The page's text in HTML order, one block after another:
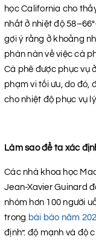
học California cho
nhất ở nhiệt độ
gợi ý rằng ở khoảng
phàn nàn về việc cà
Cà phê được phục vụ
phạm vi tối ưu, do đó,
cho nhiệt độ phục vụ
Làm sao để ta xác
Các nhà khoa học
Jean-Xavier Guinard
nhóm hơn 100 người
trong bài báo năm
định”. độ mạnh và độ